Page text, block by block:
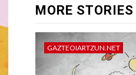
MORE STORIES
GAZTEOIARTZUN.NET